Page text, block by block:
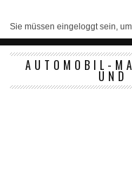
Sie müssen eingeloggt sein,
AUTOMOBIL-
UND